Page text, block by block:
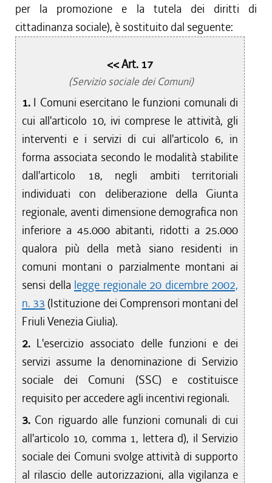
per la promozione e la tutela dei diritti di
cittadinanza sociale), è sostituito dal seguente:
<< Art. 17
(Servizio sociale dei Comuni)
1. I Comuni esercitano le funzioni comunali di
cui all'articolo 10, ivi comprese le attività, gli
interventi e i servizi di cui all'articolo 6, in
forma associata secondo le modalità stabilite
dall'articolo 18, negli ambiti territoriali
individuati con deliberazione della Giunta
regionale, aventi dimensione demografica non
inferiore a 45.000 abitanti, ridotti a 25.000
qualora più della metà siano residenti in
comuni montani o parzialmente montani ai
sensi della legge regionale 20 dicembre 2002,
n. 33 (Istituzione dei Comprensori montani del
Friuli Venezia Giulia).
2. L'esercizio associato delle funzioni e dei
servizi assume la denominazione di Servizio
sociale dei Comuni (SSC) e costituisce
requisito per accedere agli incentivi regionali.
3. Con riguardo alle funzioni comunali di cui
all'articolo 10, comma 1, lettera d), il Servizio
sociale dei Comuni svolge attività di supporto
al rilascio delle autorizzazioni, alla vigilanza e